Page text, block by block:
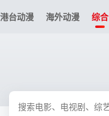
港台动漫 海外动漫 综合